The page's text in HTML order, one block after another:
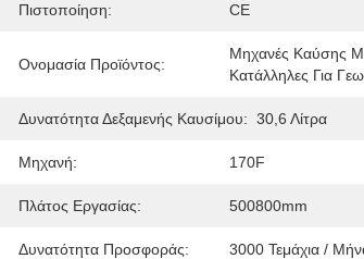
Πιστοποίηση: CE
Ονομασία Προϊόντος:
Μηχανές Καύσης Με
Κατάλληλες Για
Δυνατότητα Δεξαμενής Καυσίμου: 30,6 Λίτρα
Μηχανή: 170F
Πλάτος Εργασίας: 500800mm
Δυνατότητα Προσφοράς: 3000 Τεμάχια /